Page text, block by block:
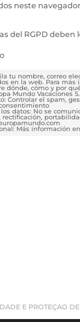
neste
del RGPD deben
tu nombre, correo
en la web. Para
dónde, cómo y por
Mundo Vacaciones
Controlar el spam,
datos: No se
rectificación,
Más información en
E PROTEÇAO